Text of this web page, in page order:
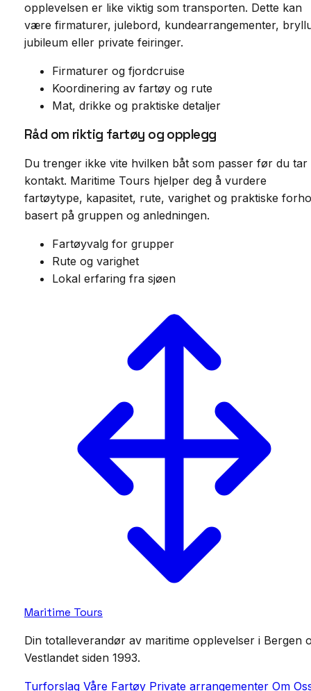
opplevelsen er like viktig som transporten. Dette kan
være firmaturer, julebord, kundearrangementer,
jubileum eller private feiringer.
Firmaturer og fjordcruise
Koordinering av fartøy og rute
Mat, drikke og praktiske detaljer
Råd om riktig fartøy og opplegg
Du trenger ikke vite hvilken båt som passer før du tar
kontakt. Maritime Tours hjelper deg å vurdere
fartøytype, kapasitet, rute, varighet og praktiske
basert på gruppen og anledningen.
Fartøyvalg for grupper
Rute og varighet
Lokal erfaring fra sjøen
Maritime Tours
Din totalleverandør av maritime opplevelser i Bergen
Vestlandet siden 1993.
Turforslag Våre Fartøy Private arrangementer Om